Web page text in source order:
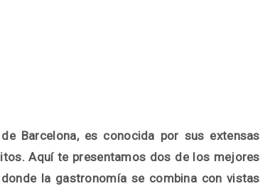
Barcelona, es conocida por sus extensas
Aquí te presentamos dos de los mejores
la gastronomía se combina con vistas